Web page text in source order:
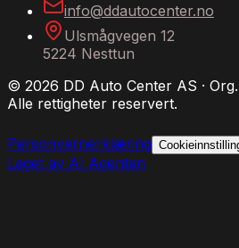
info@ddautocenter.no
Ulsmågvegen 12
5224 Nesttun
© 2026 DD Auto Center AS ·
Alle rettigheter reservert.
Personvernerklæring
Laget av AI Agenten